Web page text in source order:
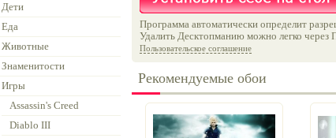
Дети
Еда
Животные
Знаменитости
Игры
Assassin's Creed
Diablo III
Программа автоматически определит
Удалить Десктопманию можно легко
Пользовательское соглашение
Рекомендуемые обои